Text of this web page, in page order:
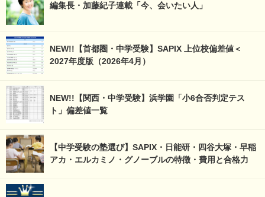
編集長・加藤紀子連載「今、会いたい人」
NEW!!【首都圏・中学受験】SAPIX 上位校偏差値＜
2027年度版（2026年4月）
NEW!!【関西・中学受験】浜学園「小6合否判定テス
ト」偏差値一覧
【中学受験の塾選び】SAPIX・日能研・四谷大塚・早稲
アカ・エルカミノ・グノーブルの特徴・費用と合格力